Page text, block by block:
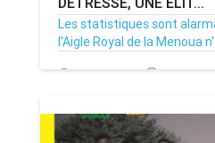
Les statistiques sont
l'Aigle Royal de la Menoua
12/01/25 Par